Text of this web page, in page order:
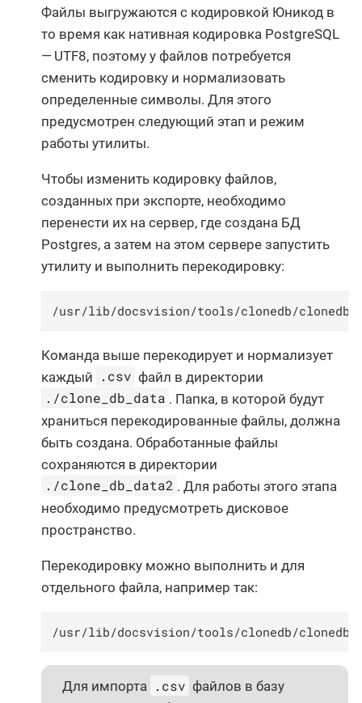
Файлы выгружаются с кодировкой Юникод в
то время как нативная кодировка PostgreSQL
— UTF8, поэтому у файлов потребуется
сменить кодировку и нормализовать
определенные символы. Для этого
предусмотрен следующий этап и режим
работы утилиты.
Чтобы изменить кодировку файлов,
созданных при экспорте, необходимо
перенести их на сервер, где создана БД
Postgres, а затем на этом сервере запустить
утилиту и выполнить перекодировку:
/usr/lib/docsvision/tools/clonedb/
Команда выше перекодирует и нормализует
каждый
.csv файл в директории
./clone_db_data . Папка, в которой будут
храниться перекодированные файлы, должна
быть создана. Обработанные файлы
сохраняются в директории
./clone_db_data2 . Для работы этого этапа
необходимо предусмотреть дисковое
пространство.
Перекодировку можно выполнить и для
отдельного файла, например так:
/usr/lib/docsvision/tools/clonedb/
Для импорта .csv файлов в базу